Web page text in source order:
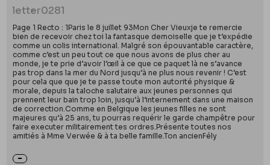
letter0281
Page 1 Recto : 1Paris le 8 juillet 93Mon Cher Vieuxje te remercie
bien de recevoir chez toi la fantasque demoiselle que je t’expédie
comme un colis international. Malgré son épouvantable caractère,
comme c’est un peu tout ce que nous avons de plus cher au
monde, je te prie d’avoir l’œil à ce que ce paquet là ne s’avance
pas trop dans la mer du Nord jusqu’à ne plus nous revenir ! C’est
pour cela que que je te passe toute mon autorité physique &
morale, depuis la taloche salutaire aux jeunes personnes qui
prennent leur bain trop loin, jusqu’à l’internement dans une maison
de correction.Comme en Belgique les jeunes filles ne sont
majeures qu’à 25 ans, tu pourras requérir le garde champêtre pour
faire executer militairement tes ordres.Présente toutes nos
amitiés à Mme Verwée & à ta belle famille.Ton ancienFély